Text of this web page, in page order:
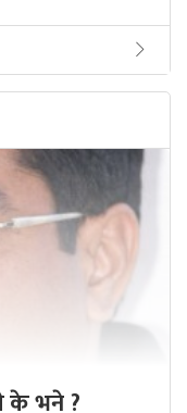
के भने ?